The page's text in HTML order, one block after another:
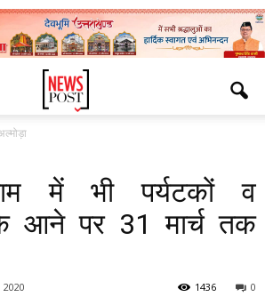
में भी पर्यटकों व
आने पर 31 मार्च तक
0
1436